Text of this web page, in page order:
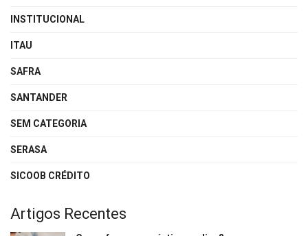
INSTITUCIONAL
ITAU
SAFRA
SANTANDER
SEM CATEGORIA
SERASA
SICOOB CRÉDITO
Artigos Recentes